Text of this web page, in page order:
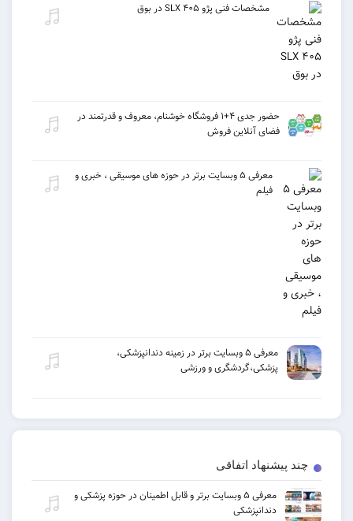
مشخصات فنی پژو ۴۰۵ SLX در بوق
حضور جدی ۴+۱ فروشگاه خوشنام، معروف و قدرتمند در
فضای آنلاین فروش
معرفی ۵ وبسایت برتر در حوزه های موسیقی ، خبری و
معرفی ۵ وبسایت برتر در زمینه دندانپزشکی،
پزشکی،گردشگری و ورزشی
اتفاقی
معرفی ۵ وبسایت برتر و قابل اطمینان در حوزه پزشکی و
دندانپزشکی